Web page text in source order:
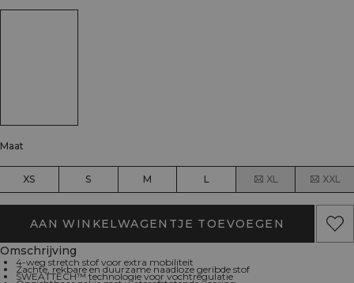
Maat
XS S M L XL XXL
AAN WINKELWAGENTJE TOEVOEGEN
Omschrijving
4-weg stretch stof voor extra mobiliteit
Zachte, rekbare en duurzame naadloze geribde stof
SWEATTECH™ technologie voor vochtregulatie